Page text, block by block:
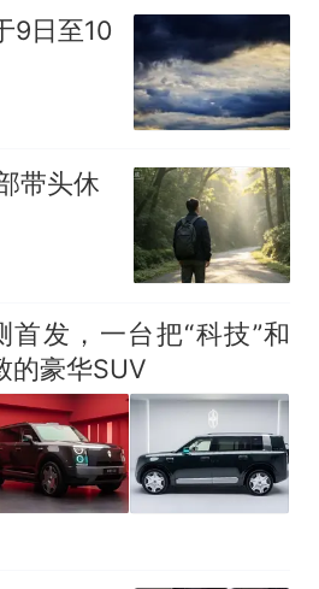
9日至10
带头休
发，一台把“科技”和
的豪华SUV